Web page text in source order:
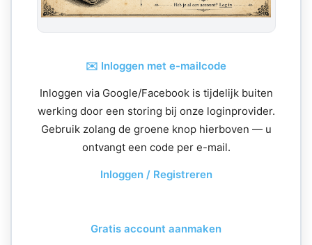
✉️ Inloggen met e-mailcode
Inloggen via Google/Facebook is tijdelijk buiten
werking door een storing bij onze loginprovider.
Gebruik zolang de groene knop hierboven — u
ontvangt een code per e-mail.
Inloggen / Registreren
Gratis account aanmaken